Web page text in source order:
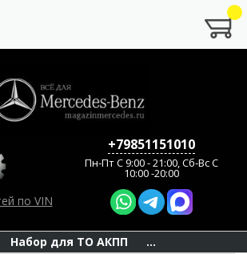
по VIN
+79851151010
Пн-Пт C 9:00 - 21:00, Сб-Вс С
10:00 -20:00
Набор для ТО АКПП ...